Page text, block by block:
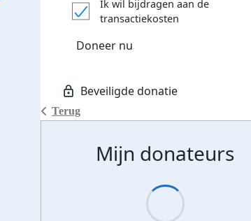
Terug
Ik wil bijdragen aan de
transactiekosten
Doneer nu
Mijn donateurs